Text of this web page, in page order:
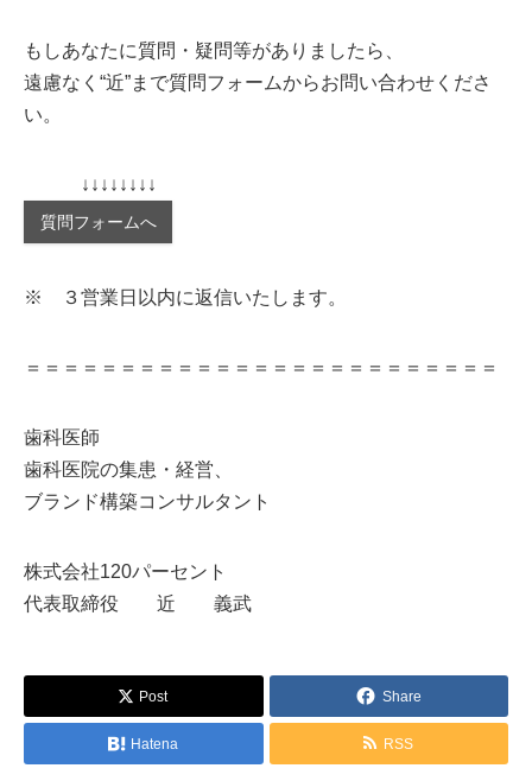
もしあなたに質問・疑問等がありましたら、
遠慮なく“近”まで質問フォームからお問い合わせくださ
い。
↓↓↓↓↓↓↓↓
質問フォームへ
※ ３営業日以内に返信いたします。
＝＝＝＝＝＝＝＝＝＝＝＝＝＝＝＝＝＝＝＝＝＝＝＝＝
歯科医師
歯科医院の集患・経営、
ブランド構築コンサルタント
株式会社120パーセント
代表取締役 近 義武
Post Share
Hatena RSS